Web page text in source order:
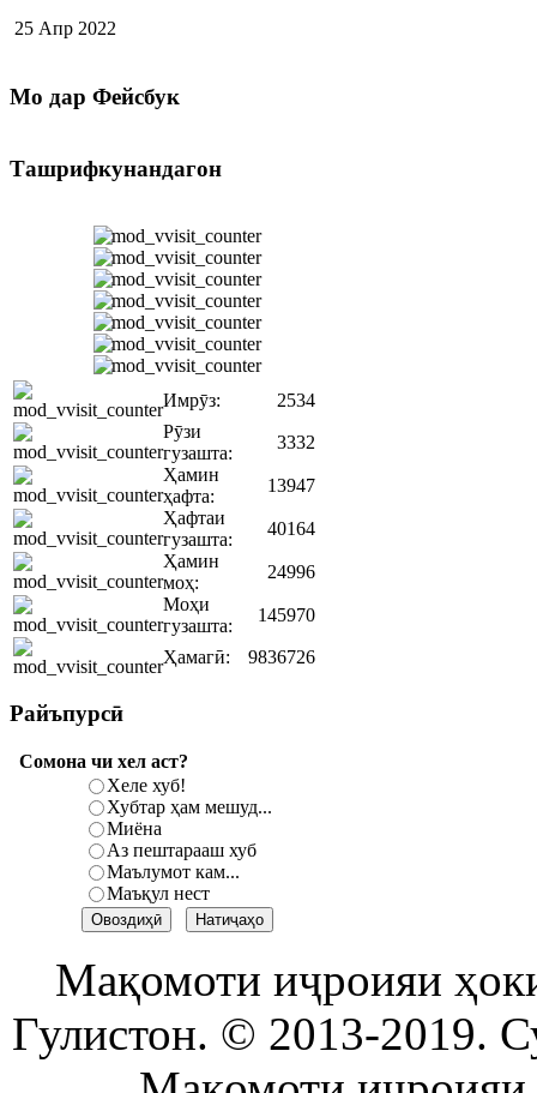
25 Апр 2022
Мо дар Фейсбук
Ташрифкунандагон
Имрӯз:
2534
Рӯзи
гузашта:
3332
Ҳамин
ҳафта:
13947
Ҳафтаи
гузашта:
40164
Ҳамин
моҳ:
24996
Моҳи
гузашта:
145970
Ҳамагӣ: 9836726
Райъпурсӣ
Сомона чи хел аст?
Хеле хуб!
Хубтар ҳам мешуд...
Миёна
Аз пештарааш хуб
Маълумот кам...
Маъқул нест
Мақомоти иҷроияи
Гулистон. © 2013-2019.